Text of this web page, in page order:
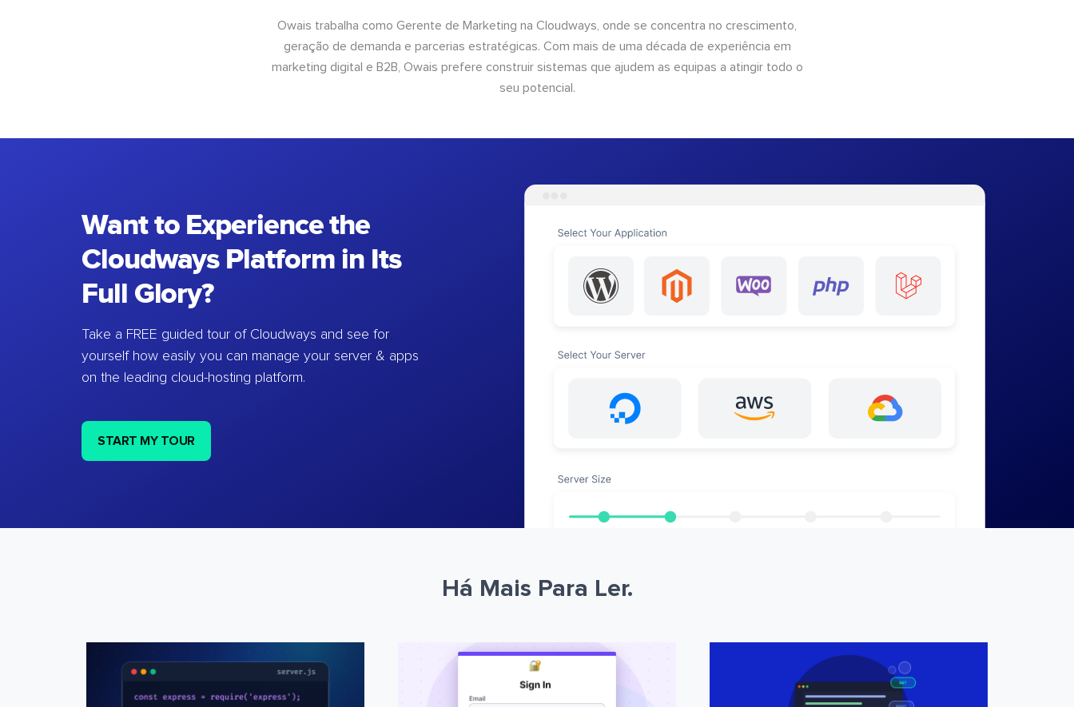
Owais trabalha como Gerente de Marketing na Cloudways, onde se concentra no crescimento,
geração de demanda e parcerias estratégicas. Com mais de uma década de experiência em
marketing digital e B2B, Owais prefere construir sistemas que ajudem as equipas a atingir todo o
seu potencial.
Want to Experience the
Cloudways Platform in Its
Full Glory?
Take a FREE guided tour of Cloudways and see for
yourself how easily you can manage your server & apps
on the leading cloud-hosting platform.
START MY TOUR
Há Mais Para Ler.